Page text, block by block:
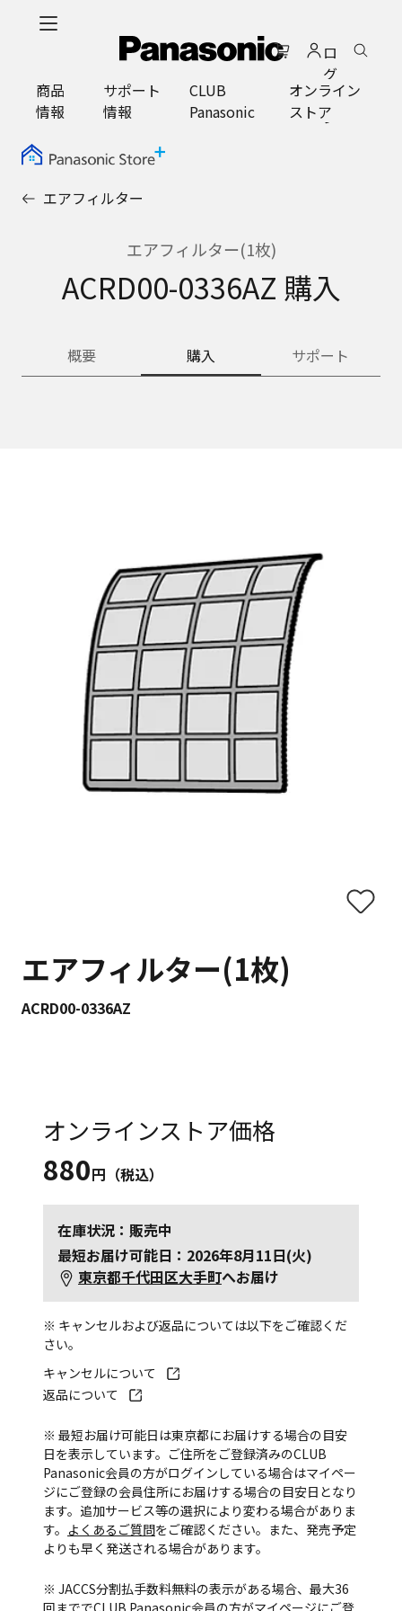
ロ
グ
イ
ン
商品
情報
サポート
情報
CLUB
Panasonic
オンライン
ストア
エアフィルター
エアフィルター(1枚)
ACRD00-0336AZ 購入
概要 購入 サポート
エアフィルター(1枚)
ACRD00-0336AZ
オンラインストア価格
880円（税込）
在庫状況：販売中
最短お届け可能日：2026年8月11日(火)
東京都千代田区大手町へお届け
※ キャンセルおよび返品については以下をご確認くだ
さい。
キャンセルについて
返品について
※ 最短お届け可能日は東京都にお届けする場合の目安
日を表示しています。ご住所をご登録済みのCLUB
Panasonic会員の方がログインしている場合はマイペー
ジにご登録の会員住所にお届けする場合の目安日となり
ます。追加サービス等の選択により変わる場合がありま
す。 よくあるご質問をご確認ください。また、発売予定
よりも早く発送される場合があります。
※ JACCS分割払手数料無料の表示がある場合、最大36
回まででCLUB Panasonic会員の方がマイページにご登